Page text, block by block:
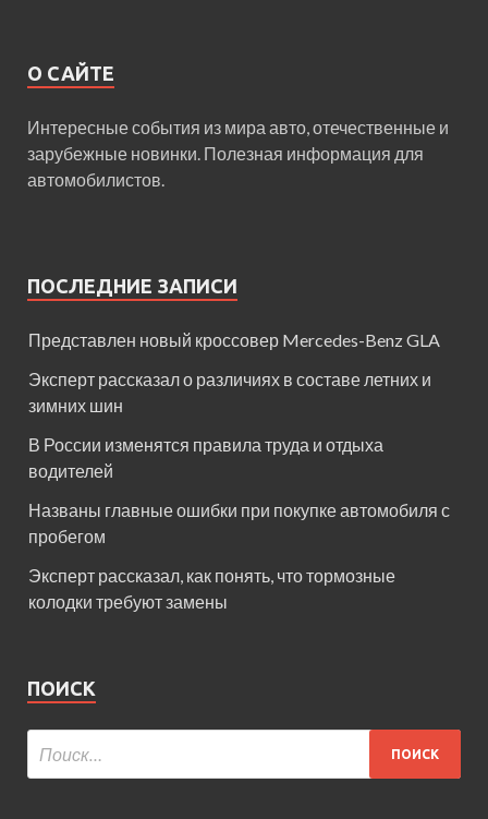
О САЙТЕ
Интересные события из мира авто, отечественные и
зарубежные новинки. Полезная информация для
автомобилистов.
ПОСЛЕДНИЕ ЗАПИСИ
Представлен новый кроссовер Mercedes-Benz GLA
Эксперт рассказал о различиях в составе летних и
зимних шин
В России изменятся правила труда и отдыха
водителей
Названы главные ошибки при покупке автомобиля с
пробегом
Эксперт рассказал, как понять, что тормозные
колодки требуют замены
ПОИСК